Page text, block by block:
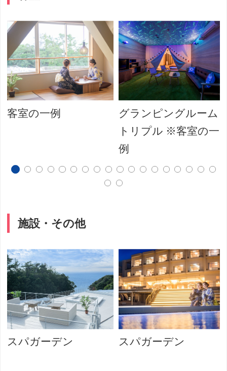
客室の一例
グランピングルーム
トリプル ※客室の一
例
施設・その他
スパガーデン スパガーデン